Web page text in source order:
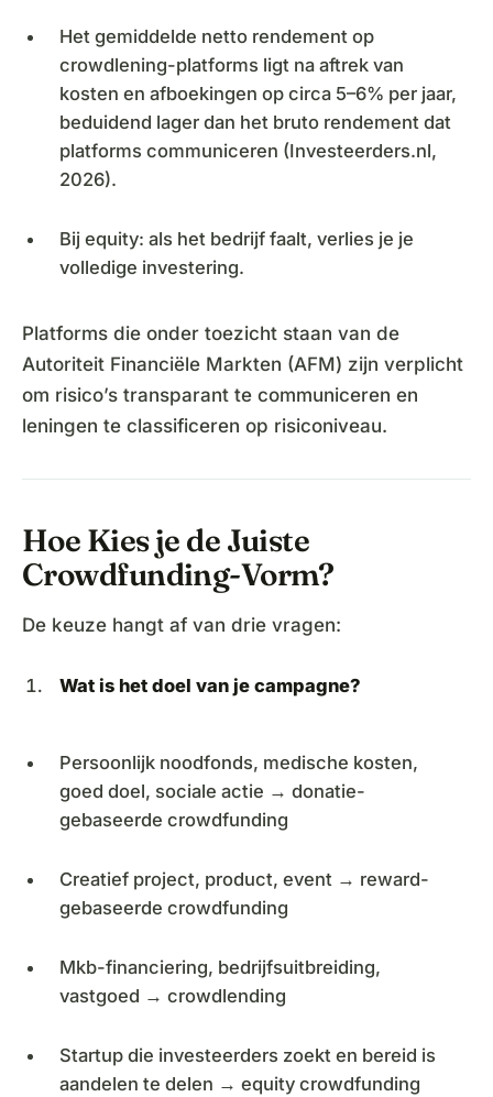
Het gemiddelde netto rendement op
crowdlening-platforms ligt na aftrek van
kosten en afboekingen op circa 5–6% per jaar,
beduidend lager dan het bruto rendement dat
platforms communiceren (Investeerders.nl,
2026).
Bij equity: als het bedrijf faalt, verlies je je
volledige investering.
Platforms die onder toezicht staan van de
Autoriteit Financiële Markten (AFM) zijn verplicht
om risico’s transparant te communiceren en
leningen te classificeren op risiconiveau.
Hoe Kies je de Juiste
Crowdfunding-Vorm?
De keuze hangt af van drie vragen:
Wat is het doel van je campagne?
Persoonlijk noodfonds, medische kosten,
goed doel, sociale actie → donatie-
gebaseerde crowdfunding
Creatief project, product, event → reward-
gebaseerde crowdfunding
Mkb-financiering, bedrijfsuitbreiding,
vastgoed → crowdlending
Startup die investeerders zoekt en bereid is
aandelen te delen → equity crowdfunding